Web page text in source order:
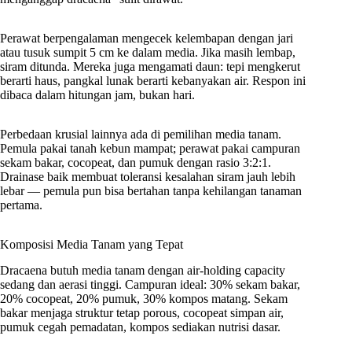
Perawat berpengalaman mengecek kelembapan dengan jari
atau tusuk sumpit 5 cm ke dalam media. Jika masih lembap,
siram ditunda. Mereka juga mengamati daun: tepi mengkerut
berarti haus, pangkal lunak berarti kebanyakan air. Respon ini
dibaca dalam hitungan jam, bukan hari.
Perbedaan krusial lainnya ada di pemilihan media tanam.
Pemula pakai tanah kebun mampat; perawat pakai campuran
sekam bakar, cocopeat, dan pumuk dengan rasio 3:2:1.
Drainase baik membuat toleransi kesalahan siram jauh lebih
lebar — pemula pun bisa bertahan tanpa kehilangan tanaman
pertama.
Komposisi Media Tanam yang Tepat
Dracaena butuh media tanam dengan air-holding capacity
sedang dan aerasi tinggi. Campuran ideal: 30% sekam bakar,
20% cocopeat, 20% pumuk, 30% kompos matang. Sekam
bakar menjaga struktur tetap porous, cocopeat simpan air,
pumuk cegah pemadatan, kompos sediakan nutrisi dasar.